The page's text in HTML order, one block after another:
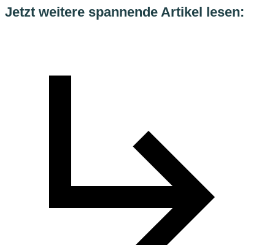
Jetzt weitere spannende Artikel lesen: